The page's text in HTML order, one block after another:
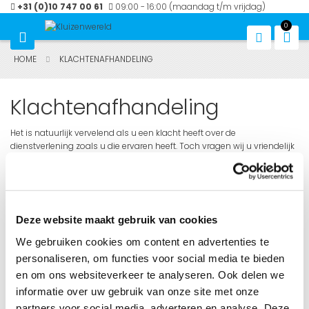
Deze website maakt gebruik van cookies
We gebruiken cookies om content en advertenties te
personaliseren, om functies voor social media te bieden
en om ons websiteverkeer te analyseren. Ook delen we
informatie over uw gebruik van onze site met onze
Ga
de
inhoud
+31 (0)10 747 00 61 09:00 - 16:00 (maandag t/m vrijdag)
0
HOME KLACHTENAFHANDELING
Klachtenafhandeling
Het is natuurlijk vervelend als u een klacht heeft over de
dienstverlening zoals u die ervaren heeft. Toch vragen wij u vriendelijk
geven. Dit kan per e-mail, regulier post en/of telefonisch.
Onze medewerkers van de afdeling klantcontact zullen de klacht
Voor onze contactgegevens verwijzen wij u graag door naar
onzecontact pagina.